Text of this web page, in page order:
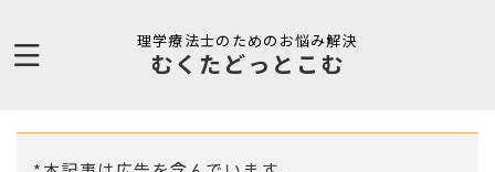
理学療法士のためのお悩み解決
むくたどっとこむ